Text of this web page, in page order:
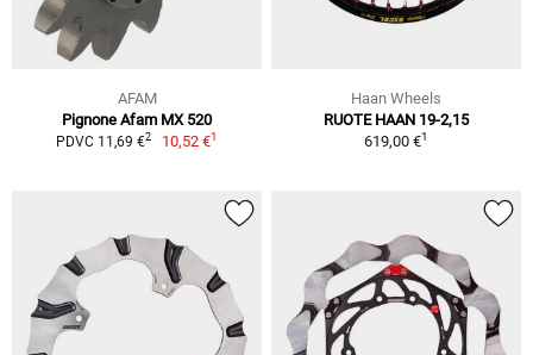
AFAM
Pignone Afam MX 520
PDVC 11,69 €2 10,52 €1
Haan Wheels
RUOTE HAAN 19-2,15
619,00 €1